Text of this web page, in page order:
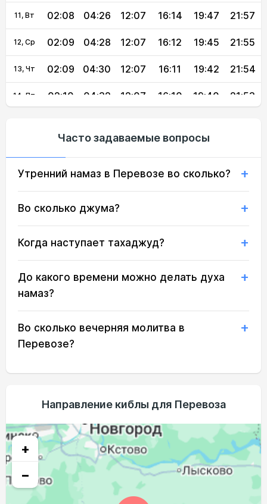
11, Вт 02:08 04:26 12:07 16:14 19:47 21:57
12, Ср 02:09 04:28 12:07 16:12 19:45 21:55
13, Чт 02:09 04:30 12:07 16:11 19:42 21:54
14, Пт 02:10 04:32 12:07 16:10 19:40 21:53
17, Пн 02:13 04:38 12:06 16:06 19:33 21:44
18, Вт 02:16 04:40 21:40
02:20 04:42 12:05 16:04 19:28 21:37
21, Пт 02:27 04:45 12:05 16:01 19:23 21:29
22, Сб 02:31 04:47 12:05 16:00 19:21 21:25
02:34 04:49
02:47 04:57 12:03 15:53 19:09 21:08
02:50 04:59 12:03 15:51 19:06 21:04
29, Сб 12:03
Часто задаваемые вопросы
Утренний намаз в Перевозе во сколько?
Во сколько джума?
Когда наступает тахаджуд?
До какого времени можно делать духа
намаз?
Во сколько вечерняя молитва в
Перевозе?
Направление киблы для Перевоза
+
−